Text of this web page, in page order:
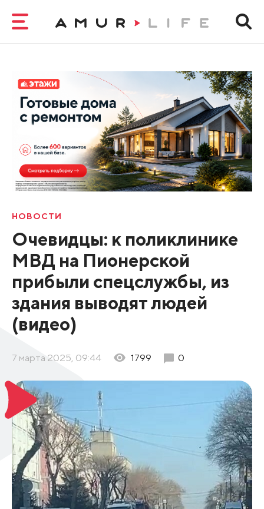
НОВОСТИ
Очевидцы: к поликлинике
МВД на Пионерской
прибыли спецслужбы, из
здания выводят людей
(видео)
7 марта 2025, 09:44 1799 0